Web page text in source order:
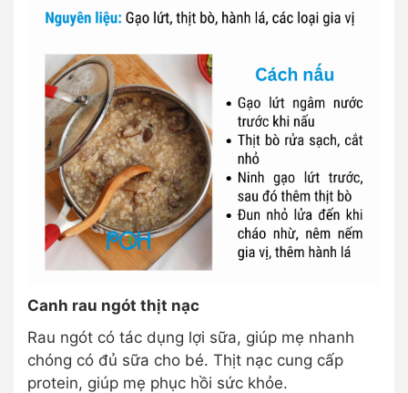
Canh rau ngót thịt nạc
Rau ngót có tác dụng lợi sữa, giúp mẹ nhanh
chóng có đủ sữa cho bé. Thịt nạc cung cấp
protein, giúp mẹ phục hồi sức khỏe.